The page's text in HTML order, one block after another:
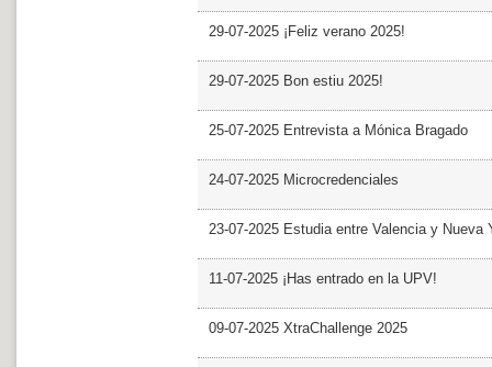
29-07-2025 ¡Feliz verano 2025!
29-07-2025 Bon estiu 2025!
25-07-2025 Entrevista a Mónica Bragado
24-07-2025 Microcredenciales
23-07-2025 Estudia entre Valencia y Nueva
11-07-2025 ¡Has entrado en la UPV!
09-07-2025 XtraChallenge 2025